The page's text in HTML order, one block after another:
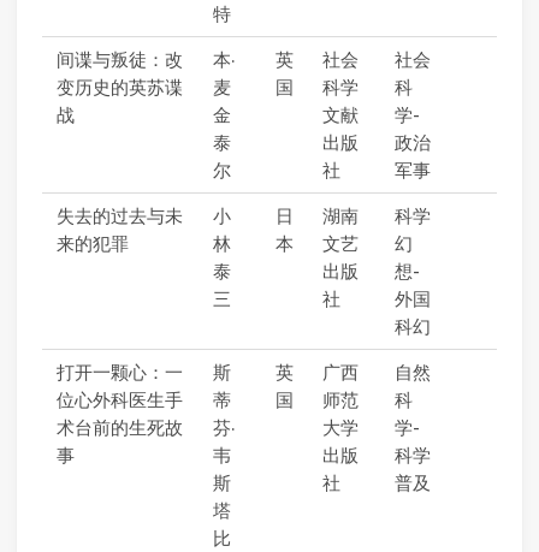
特
间谍与叛徒：改
变历史的英苏谍
战
本·
麦
金
泰
尔
英
国
社会
科学
文献
出版
社
社会
科
学-
政治
军事
失去的过去与未
来的犯罪
小
林
泰
三
日
本
湖南
文艺
出版
社
科学
幻
想-
外国
科幻
打开一颗心：一
位心外科医生手
术台前的生死故
事
斯
蒂
芬·
韦
斯
塔
比
英
国
广西
师范
大学
出版
社
自然
科
学-
科学
普及